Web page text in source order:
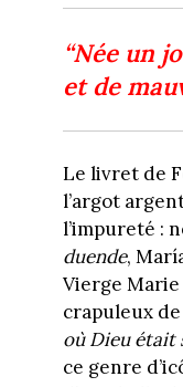
“Née un
et de
Le livret de
l’argot
l’impureté :
duende,
Vierge
crapuleux
où Dieu était
ce genre